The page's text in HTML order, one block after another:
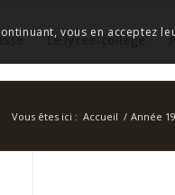
Le lycée-collège
Vous êtes ici : Accueil / Année
vous en acceptez